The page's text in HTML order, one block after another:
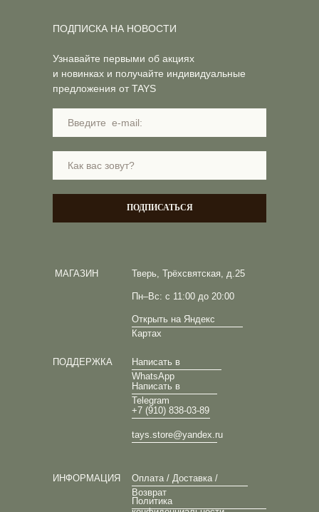
Тверь, Трёхсвятская, д.25
Пн–Вс: с 11:00 до 20:00
Открыть на Яндекс
Картах
МАГАЗИН
ПОДДЕРЖКА
Написать в
WhatsApp
Написать в
Telegram
+7 (910) 838-03-89
tays.store@yandex.ru
ИНФОРМАЦИЯ
Оплата / Доставка /
Возврат
Политика
Узнавайте первыми об акциях
и новинках и получайте индивидуальные
предложения от TAYS
ПОДПИСАТЬСЯ
ПОДПИСКА НА НОВОСТИ